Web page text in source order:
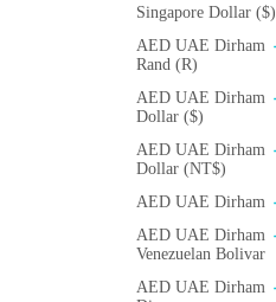
Singapore Dollar ($)
AED UAE Dirham
Rand (R)
AED UAE Dirham
Dollar ($)
AED UAE Dirham
Dollar (NT$)
AED UAE Dirham
AED UAE Dirham
Venezuelan Bolivar
AED UAE Dirham